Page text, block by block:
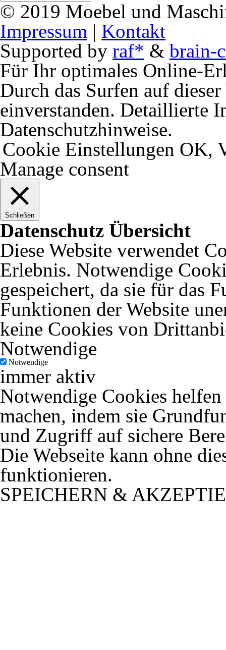
© 2019 Moebel und
Impressum | Kontakt
Supported by raf* & brain-
Für Ihr optimales Online-
Durch das Surfen auf
einverstanden. Detaillierte
Datenschutzhinweise.
Cookie Einstellungen OK,
Manage consent
Schließen
Datenschutz Übersicht
Diese Website verwendet
Erlebnis. Notwendige
gespeichert, da sie für das
Funktionen der Website
keine Cookies von
Notwendige
Notwendige
immer aktiv
Notwendige Cookies
machen, indem sie
und Zugriff auf sichere
Die Webseite kann ohne
funktionieren.
SPEICHERN &